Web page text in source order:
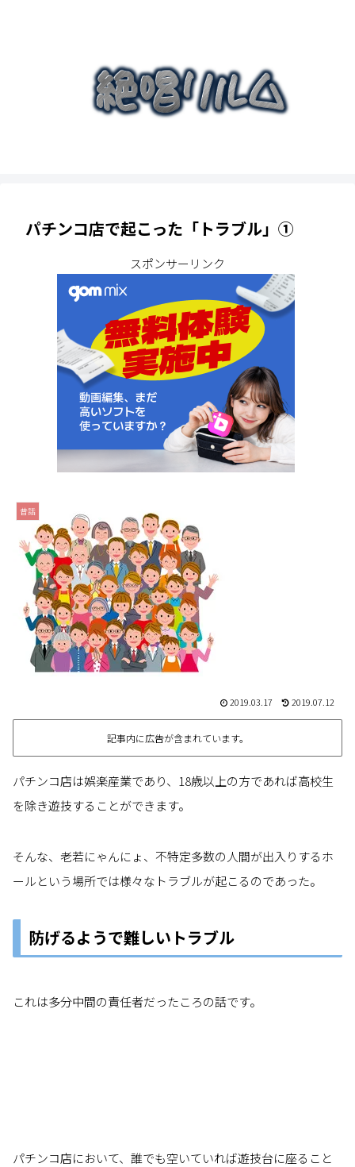
パチンコ店で起こった「トラブル」①
スポンサーリンク
昔話
2019.03.17 2019.07.12
記事内に広告が含まれています。
パチンコ店は娯楽産業であり、18歳以上の方であれば高校生
を除き遊技することができます。
そんな、老若にゃんにょ、不特定多数の人間が出入りするホ
ールという場所では様々なトラブルが起こるのであった。
防げるようで難しいトラブル
これは多分中間の責任者だったころの話です。
パチンコ店において、誰でも空いていれば遊技台に座ること